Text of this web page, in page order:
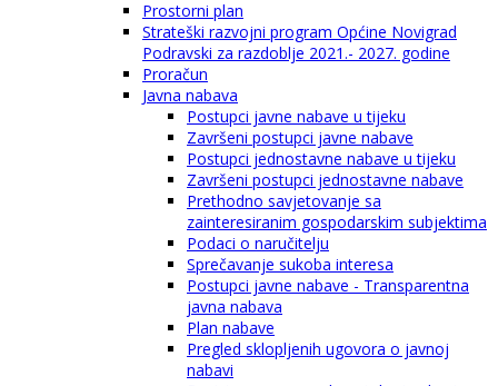
Prostorni plan
Strateški razvojni program Općine Novigrad
Podravski za razdoblje 2021.- 2027. godine
Proračun
Javna nabava
Postupci javne nabave u tijeku
Završeni postupci javne nabave
Postupci jednostavne nabave u tijeku
Završeni postupci jednostavne nabave
Prethodno savjetovanje sa
zainteresiranim gospodarskim subjektima
Podaci o naručitelju
Sprečavanje sukoba interesa
Postupci javne nabave - Transparentna
javna nabava
Plan nabave
Pregled sklopljenih ugovora o javnoj
nabavi